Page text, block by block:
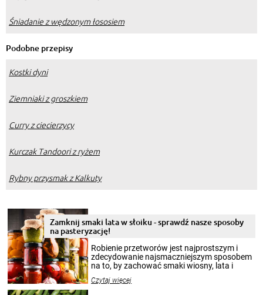
Śniadanie z wędzonym łososiem
Podobne przepisy
Kostki dyni
Ziemniaki z groszkiem
Curry z ciecierzycy
Kurczak Tandoori z ryżem
Rybny przysmak z Kalkuty
Zamknij smaki lata w słoiku - sprawdź nasze sposoby
na pasteryzację!
Robienie przetworów jest najprostszym i
zdecydowanie najsmaczniejszym sposobem
na to, by zachować smaki wiosny, lata i
krajobrazów, by cieszyć nimi oko w sezonie
Czytaj więcej